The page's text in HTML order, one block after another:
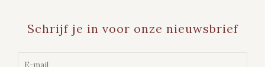
Schrijf je in voor onze nieuwsbrief